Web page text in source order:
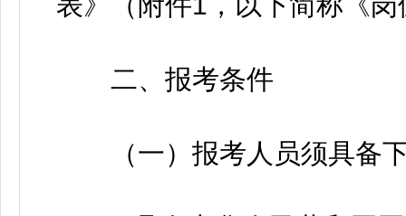
二、报考条件
（一）报考人员须具备